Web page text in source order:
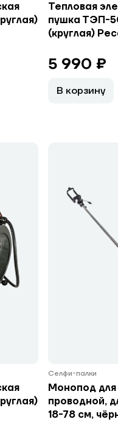
Тепловая
пушка ТЭП-
(круглая)
5 990 ₽
В корзину
Селфи-палки
Монопод для
проводной,
18-78 см,